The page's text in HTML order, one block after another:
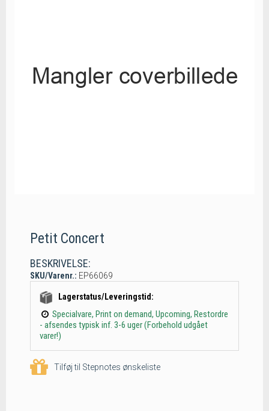
Petit Concert
BESKRIVELSE:
SKU/Varenr.: EP66069
Lagerstatus/Leveringstid:
Specialvare, Print on demand, Upcoming, Restordre
- afsendes typisk inf. 3-6 uger (Forbehold udgået
varer!)
Tilføj til Stepnotes ønskeliste